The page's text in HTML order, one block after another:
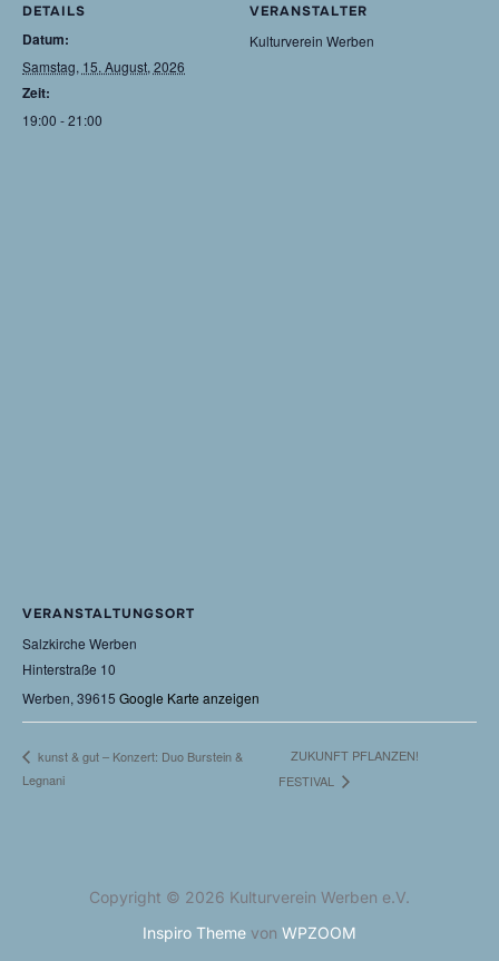
DETAILS
Datum:
Samstag, 15. August, 2026
Zeit:
19:00 - 21:00
VERANSTALTER
Kulturverein Werben
VERANSTALTUNGSORT
Salzkirche Werben
Hinterstraße 10
Werben, 39615 Google Karte anzeigen
kunst & gut – Konzert: Duo Burstein &
Legnani
ZUKUNFT PFLANZEN!
FESTIVAL
Copyright © 2026 Kulturverein Werben e.V.
Inspiro Theme von WPZOOM